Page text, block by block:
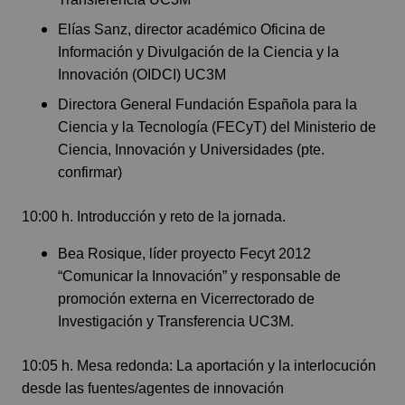
Elías Sanz, director académico Oficina de
Información y Divulgación de la Ciencia y la
Innovación (OIDCI) UC3M
Directora General Fundación Española para la
Ciencia y la Tecnología (FECyT) del Ministerio de
Ciencia, Innovación y Universidades (pte.
confirmar)
10:00 h. Introducción y reto de la jornada.
Bea Rosique, líder proyecto Fecyt 2012
“Comunicar la Innovación” y responsable de
promoción externa en Vicerrectorado de
Investigación y Transferencia UC3M.
10:05 h. Mesa redonda: La aportación y la interlocución
desde las fuentes/agentes de innovación